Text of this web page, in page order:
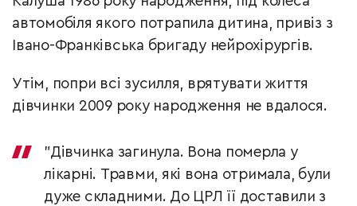
автомобіля якого потрапила дитина, привіз з
Івано-Франківська бригаду нейрохірургів.
Утім, попри всі зусилля, врятувати життя
дівчинки 2009 року народження не вдалося.
"Дівчинка загинула. Вона померла у
лікарні. Травми, які вона отримала, були
дуже складними. До ЦРЛ її доставили з